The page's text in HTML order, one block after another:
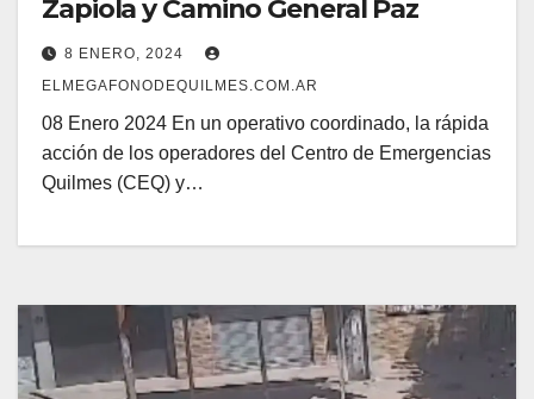
Zapiola y Camino General Paz
8 ENERO, 2024
ELMEGAFONODEQUILMES.COM.AR
08 Enero 2024 En un operativo coordinado, la rápida
acción de los operadores del Centro de Emergencias
Quilmes (CEQ) y…